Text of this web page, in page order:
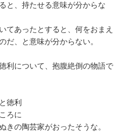
と、持たせる意味が分からな
てあったとすると、何をおまえ
だ、と意味が分からない。
利について、抱腹絶倒の物語で
徳利
ろに
きの陶芸家がおったそうな。